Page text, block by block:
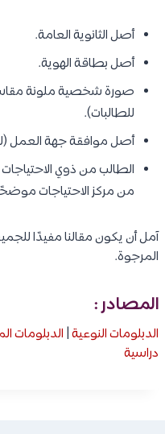
أصل الثانوية العامة.
أصل بطاقة الهوية.
للطالبات).
أصل موافقة جهة العمل
الطالب من ذوي
من مركز الاحتياجات
آمل أن يكون مقالنا مفيدًا
المرجوة.
المصادر :
الدبلومات النوعية| الدبلومات
دراسية